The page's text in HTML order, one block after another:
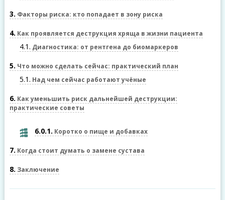
3 Факторы риска: кто попадает в зону риска
4 Как проявляется деструкция хряща в жизни пациента
4.1 Диагностика: от рентгена до биомаркеров
5 Что можно сделать сейчас: практический план
5.1 Над чем сейчас работают учёные
6 Как уменьшить риск дальнейшей деструкции:
практические советы
6.0.1 Коротко о пище и добавках
7 Когда стоит думать о замене сустава
8 Заключение